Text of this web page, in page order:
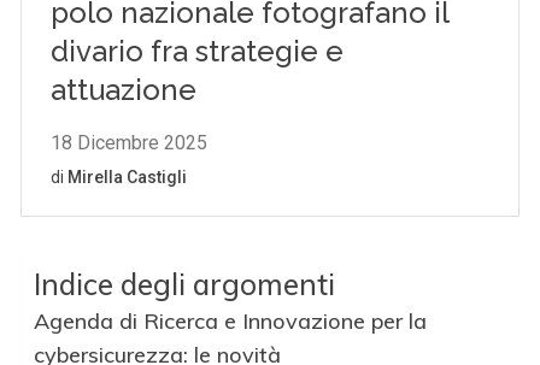
Indice degli argomenti
Agenda di Ricerca e Innovazione per la
cybersicurezza: le novità